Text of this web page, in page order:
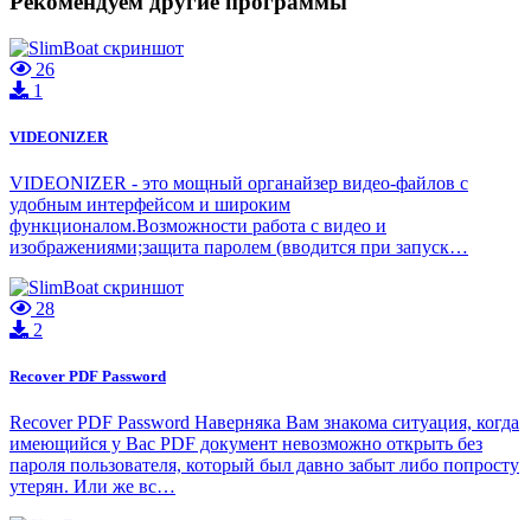
26
1
VIDEONIZER
VIDEONIZER - это мощный органайзер видео-файлов с
удобным интерфейсом и широким
функционалом.Возможности работа с видео и
изображениями;защита паролем (вводится при запуск…
28
2
Recover PDF Password
Recover PDF Password Наверняка Вам знакома ситуация, когда
имеющийся у Вас PDF документ невозможно открыть без
пароля пользователя, который был давно забыт либо попросту
утерян. Или же вс…